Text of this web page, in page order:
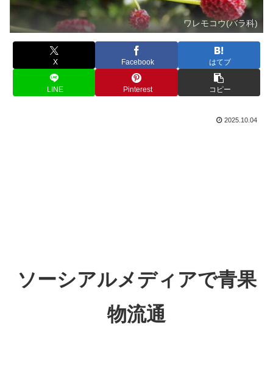
ワレモコウ(バラ科)
X Facebook はてブ
LINE Pinterest コピー
2025.10.04
ソーシアルメディアで青果
物流通